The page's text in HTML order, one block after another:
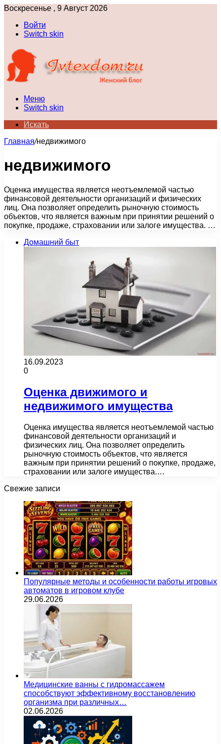
Воскресенье , 9 Август 2026
Войти
Switch skin
Меню
Switch skin
Искать
Главная/недвижимого
недвижимого
Оценка имущества является неотъемлемой частью
финансовой деятельности организаций и физических
лиц. Она позволяет определить рыночную стоимость
объектов, что является важным при принятии решений о
покупке, продаже, страховании или залоге имущества. …
Домашний быт
16.09.2023
0
Оценка движимого и
недвижимого имущества
Оценка имущества является неотъемлемой частью
финансовой деятельности организаций и
физических лиц. Она позволяет определить
рыночную стоимость объектов, что является
важным при принятии решений о покупке, продаже,
страховании или залоге имущества.…
Свежие записи
Популярные методы и особенности работы игровых
автоматов в игровом клубе
29.06.2026
Медицинские ванны с гидромассажем
способствуют эффективному восстановлению
организма при различных…
02.06.2026